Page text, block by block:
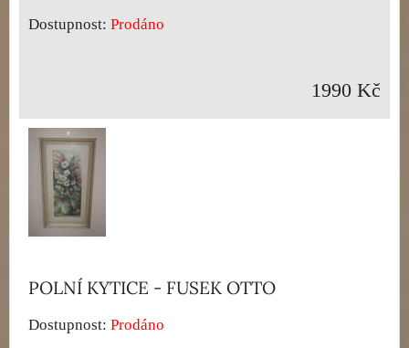
Dostupnost: Prodáno
1990 Kč
POLNÍ KYTICE - FUSEK OTTO
Dostupnost: Prodáno